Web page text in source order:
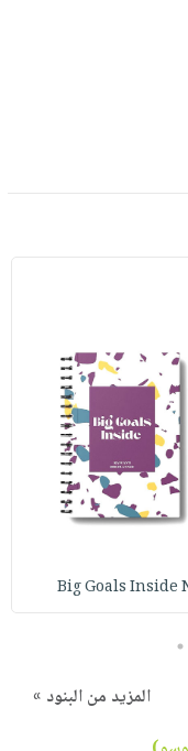
Big Goals Inside
5
المزيد من البنود »